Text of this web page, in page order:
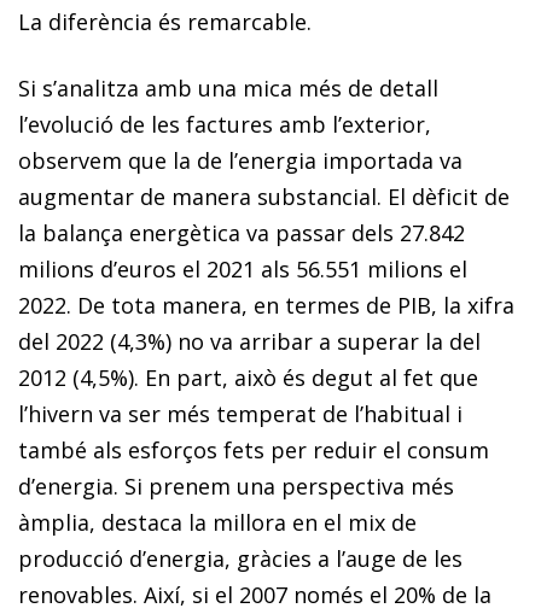
La diferència és remarcable.
Si s’analitza amb una mica més de detall
l’evolució de les factures amb l’exterior,
observem que la de l’energia importada va
augmentar de manera substancial. El dèficit de
la balança energètica va passar dels 27.842
milions d’euros el 2021 als 56.551 milions el
2022. De tota manera, en termes de PIB, la xifra
del 2022 (4,3%) no va arribar a superar la del
2012 (4,5%). En part, això és degut al fet que
l’hivern va ser més temperat de l’habitual i
també als esforços fets per reduir el consum
d’energia. Si prenem una perspectiva més
àmplia, destaca la millora en el mix de
producció d’energia, gràcies a l’auge de les
renovables. Així, si el 2007 només el 20% de la